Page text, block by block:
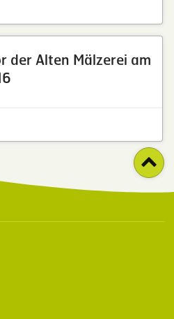
der Alten Mälzerei am